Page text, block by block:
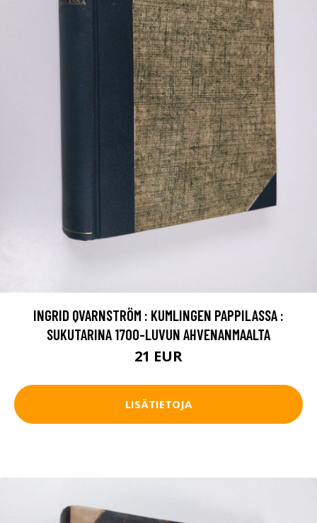
INGRID QVARNSTRÖM : KUMLINGEN PAPPILASSA :
SUKUTARINA 1700-LUVUN AHVENANMAALTA
21 EUR
LISÄTIETOJA